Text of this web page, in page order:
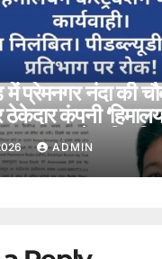
में प्रेमनगर नंदा की
ठेकेदार कंपनी
का लाइसेंस
ADMIN